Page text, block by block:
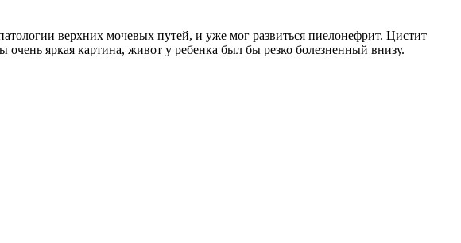
верхних мочевых путей, и уже мог развиться пиелонефрит. Цистит
яркая картина, живот у ребенка был бы резко болезненный внизу.